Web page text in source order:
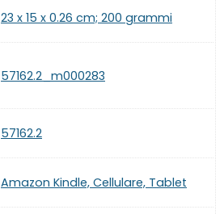
‎23 x 15 x 0.26 cm; 200 grammi
‎57162.2_m000283
‎57162.2
‎Amazon Kindle, Cellulare, Tablet